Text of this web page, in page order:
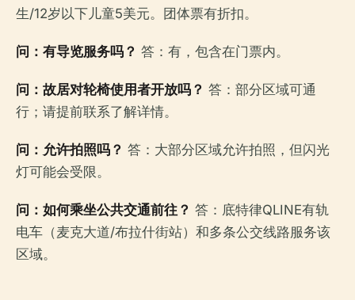
生/12岁以下儿童5美元。团体票有折扣。
问：有导览服务吗？ 答：有，包含在门票内。
问：故居对轮椅使用者开放吗？ 答：部分区域可通
行；请提前联系了解详情。
问：允许拍照吗？ 答：大部分区域允许拍照，但闪光
灯可能会受限。
问：如何乘坐公共交通前往？ 答：底特律QLINE有轨
电车（麦克大道/布拉什街站）和多条公交线路服务该
区域。